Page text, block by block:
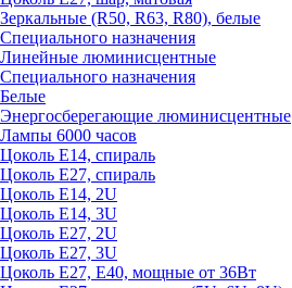
Зеркальные (R50, R63, R80), белые
Специального назначения
Линейные люминисцентные
Специального назначения
Белые
Энергосберегающие люминисцентные
Лампы 6000 часов
Цоколь Е14, спираль
Цоколь Е27, спираль
Цоколь Е14, 2U
Цоколь Е14, 3U
Цоколь Е27, 2U
Цоколь Е27, 3U
Цоколь Е27, Е40, мощные от 36Вт